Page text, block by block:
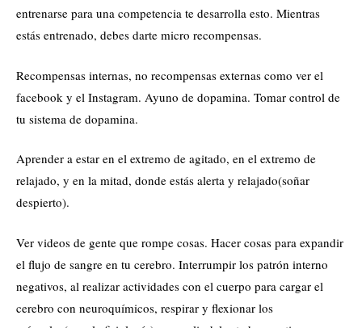
entrenarse para una competencia te desarrolla esto. Mientras
estás entrenado, debes darte micro recompensas.
Recompensas internas, no recompensas externas como ver el
facebook y el Instagram. Ayuno de dopamina. Tomar control de
tu sistema de dopamina.
Aprender a estar en el extremo de agitado, en el extremo de
relajado, y en la mitad, donde estás alerta y relajado(soñar
despierto).
Ver videos de gente que rompe cosas. Hacer cosas para expandir
el flujo de sangre en tu cerebro. Interrumpir los patrón interno
negativos, al realizar actividades con el cuerpo para cargar el
cerebro con neuroquímicos, respirar y flexionar los